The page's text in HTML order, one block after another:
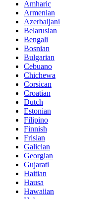
Amharic
Armenian
Azerbaijani
Belarusian
Bengali
Bosnian
Bulgarian
Cebuano
Chichewa
Corsican
Croatian
Dutch
Estonian
Filipino
Finnish
Frisian
Galician
Georgian
Gujarati
Haitian
Hausa
Hawaiian